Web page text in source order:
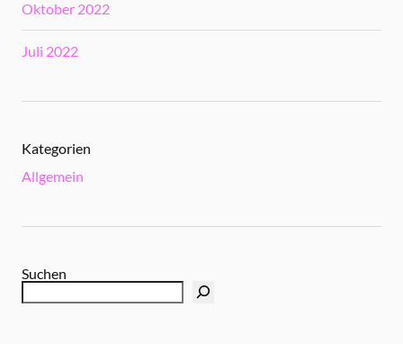
Oktober 2022
Juli 2022
Kategorien
Allgemein
Suchen